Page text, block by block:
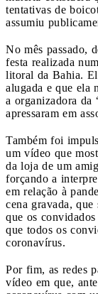
tentativas de
assumiu
No mês passado,
festa realizada
litoral da Bahia.
alugada e que ela
a organizadora da
apressaram em
Também foi
um vídeo que
da loja de um
forçando a
em relação à
cena gravada,
que os
que todos os
coronavírus.
Por fim, as redes
vídeo em que,